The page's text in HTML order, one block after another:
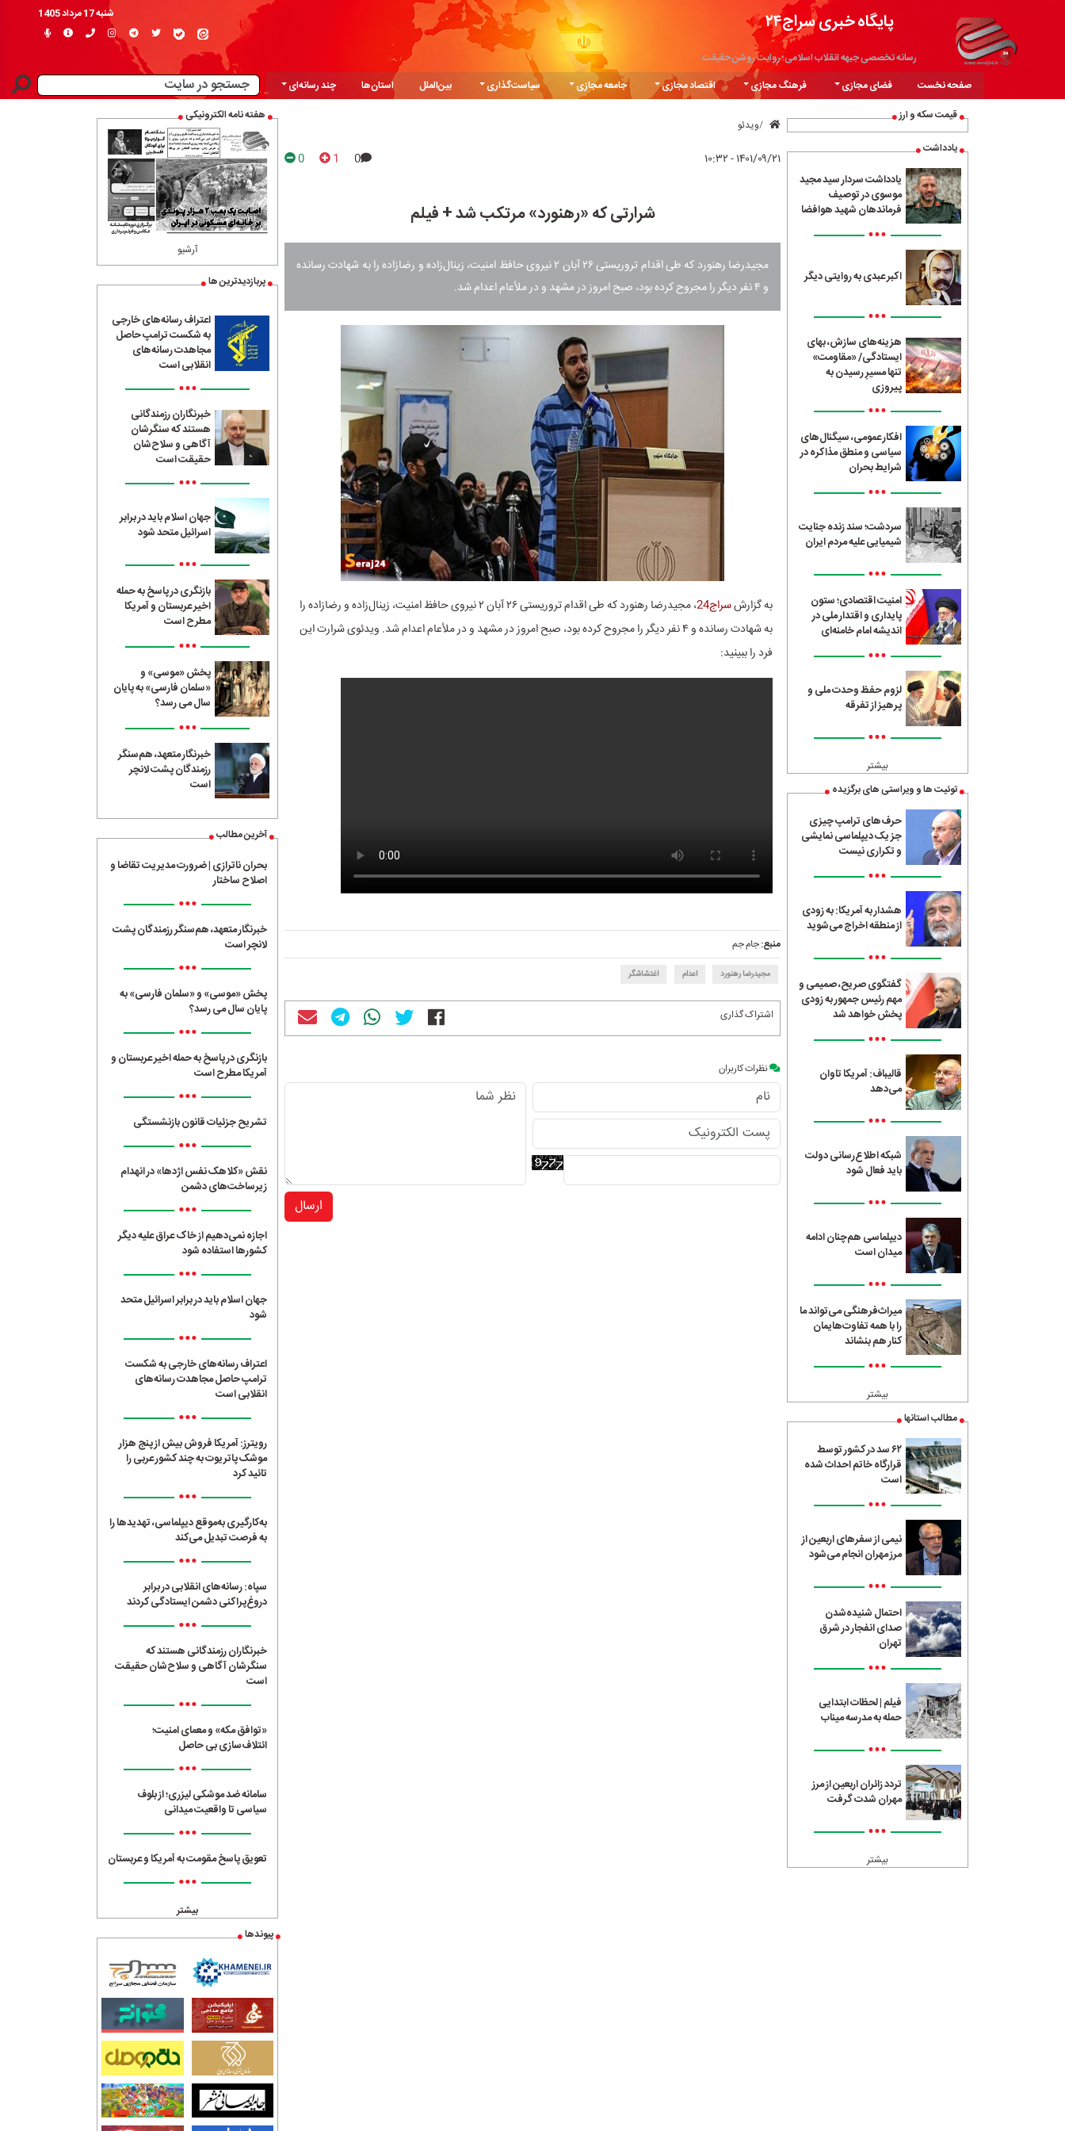
پایگاه خبری سراج۲۴
رسانه تخصصی جبهه انقلاب اسلامی؛ روایت روشن حقیقت
شنبه 17 مرداد 1405
صفحه نخست فضای مجازی فرهنگ مجازی اقتصاد مجازی جامعه مجازی سیاست‌گذاری بین‌الملل استان‌ها
چند رسانه‌ای
قیمت سکه و ارز
یادداشت
یادداشت سردار سید مجید
موسوی در توصیف
فرماندهان شهید هوافضا
•••
اکبر عبدی به روایتی دیگر
•••
هزینه‌های سازش، بهای
ایستادگی/ «مقاومت»
تنها مسیرِ رسیدن به
پیروزی
•••
افکار عمومی، سیگنال‌های
سیاسی و منطق مذاکره در
شرایط بحران
•••
سردشت؛ سند زنده جنایت
شیمیایی علیه مردم ایران
•••
امنیت اقتصادی؛ ستون
پایداری و اقتدار ملی در
اندیشه امام خامنه‌ای
•••
لزوم حفظ وحدت ملی و
پرهیز از تفرقه
•••
بیشتر
توئیت ها و ویراستی های برگزیده
حرف‌های ترامپ چیزی
جز یک دیپلماسی نمایشی
و تکراری نیست
•••
هشدار به آمریکا: به زودی
از منطقه اخراج می‌شوید
•••
گفتگوی صریح، صمیمی و
مهم رئیس جمهور به زودی
پخش خواهد شد
•••
قالیباف: آمریکا تاوان
می‌دهد
•••
شبکه اطلاع‌رسانی دولت
باید فعال شود
•••
دیپلماسی هم‌چنان ادامه
میدان است
•••
میراث‌فرهنگی می‌تواند ما
را با همه تفاوت‌هایمان
کنار هم بنشاند
•••
بیشتر
مطالب استانها
۶۲ سد در کشور توسط
قرارگاه خاتم احداث شده
است
•••
نیمی از سفرهای اربعین از
مرز مهران انجام می‌شود
•••
احتمال شنیده‌شدن
صدای انفجار در شرق
تهران
•••
فیلم | لحظات ابتدایی
حمله به مدرسه میناب
•••
تردد زائران اربعین از مرز
مهران شدت گرفت
•••
بیشتر
ویدئو
۱۴۰۱/۰۹/۲۱ - ۱۰:۳۲ 0
1
0
شرارتی که «رهنورد» مرتکب شد + فیلم
مجید‌رضا رهنورد که طی اقدام تروریستی ۲۶ آبان ۲ نیروی حافظ امنیت، زینال‌زاده و رضازاده را به شهادت رسانده
و ۴ نفر دیگر را مجروح کرده بود، صبح امروز در مشهد و در ملأعام اعدام شد.
به گزارشسراج24
، مجید‌رضا رهنورد که طی اقدام تروریستی ۲۶ آبان ۲ نیروی حافظ امنیت، زینال‌زاده و رضازاده را
به شهادت رسانده و ۴ نفر دیگر را مجروح کرده بود، صبح امروز در مشهد و در ملأعام اعدام شد. ویدئوی شرارت این
فرد را ببینید:
منبع:جام جم
مجیدرضا رهنورد اعدام اغتشاشگر
اشتراک گذاری
نظرات کاربران
ارسال
هفته نامه الکترونیکی
آرشیو
پربازدیدترین ها
اعتراف رسانه‌های خارجی
به شکست ترامپ حاصل
مجاهدت رسانه‌های
انقلابی است
•••
خبرنگاران رزمندگانی
هستند که سنگرشان
آگاهی و سلاح‌شان
حقیقت است
•••
جهان اسلام باید در برابر
اسرائیل متحد شود
•••
بازنگری در پاسخ به حمله
اخیر عربستان و آمریکا
مطرح است
•••
پخش «موسی» و
«سلمان فارسی» به پایان
سال می رسد؟
•••
خبرنگار متعهد، هم‌سنگر
رزمندگان پشت لانچر
است
آخرین مطالب
بحران ناترازی | ضرورت مدیریت تقاضا و
اصلاح ساختار
•••
خبرنگار متعهد، هم‌سنگر رزمندگان پشت
لانچر است
•••
پخش «موسی» و «سلمان فارسی» به
پایان سال می رسد؟
•••
بازنگری در پاسخ به حمله اخیر عربستان و
آمریکا مطرح است
•••
تشریح جزئیات قانون بازنشستگی
•••
نقش «کلاهک نفس اژدها» در انهدام
زیرساخت‌های دشمن
•••
اجازه نمی‌دهیم از خاک عراق علیه دیگر
کشورها استفاده شود
•••
جهان اسلام باید در برابر اسرائیل متحد
شود
•••
اعتراف رسانه‌های خارجی به شکست
ترامپ حاصل مجاهدت رسانه‌های
انقلابی است
•••
رویترز: آمریکا فروش بیش از پنج هزار
موشک پاتریوت به چند کشور عربی را
تائید کرد
•••
به‌کارگیری به‌موقع دیپلماسی، تهدیدها را
به فرصت تبدیل می‌کند
•••
سپاه: رسانه‌های انقلابی در برابر
دروغ‌پراکنی دشمن ایستادگی کردند
•••
خبرنگاران رزمندگانی هستند که
سنگرشان آگاهی و سلاح‌شان حقیقت
است
•••
«توافق مکه» و معمای امنیت؛
ائتلاف‌سازی بی حاصل
•••
سامانه ضد موشکی لیزری؛ از بلوف
سیاسی تا واقعیت میدانی
•••
تعویق پاسخ مقومت به آمریکا و عربستان
•••
بیشتر
پیوندها